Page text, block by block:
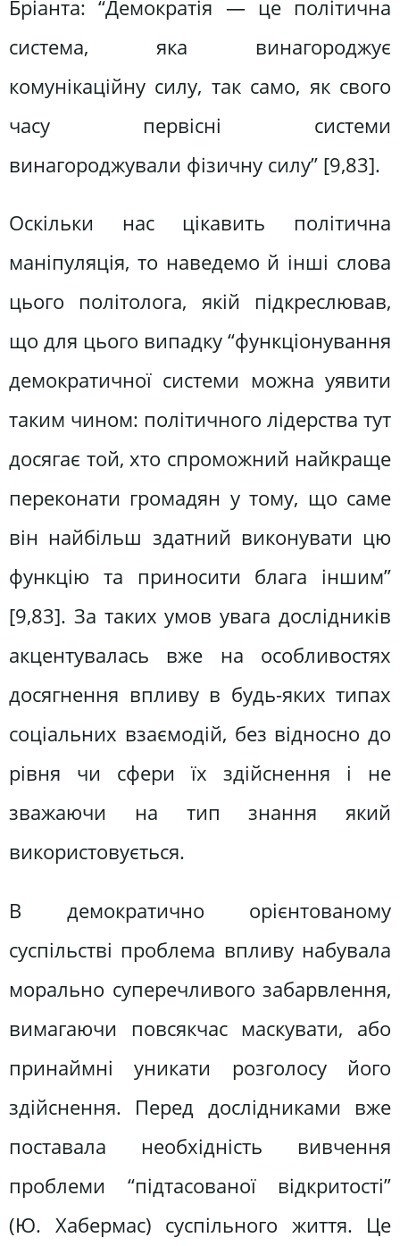
Бріанта: “Демократія — це політична
система, яка винагороджує
комунікаційну силу, так само, як свого
часу первісні системи
винагороджували фізичну силу” [9,83].
Оскільки нас цікавить політична
маніпуляція, то наведемо й інші слова
цього політолога, якій підкреслював,
що для цього випадку “функціонування
демократичної системи можна уявити
таким чином: політичного лідерства тут
досягає той, хто спроможний найкраще
переконати громадян у тому, що саме
він найбільш здатний виконувати цю
функцію та приносити блага іншим”
[9,83]. За таких умов увага дослідників
акцентувалась вже на особливостях
досягнення впливу в будь-яких типах
соціальних взаємодій, без відносно до
рівня чи сфери їх здійснення і не
зважаючи на тип знання який
використовується.
В демократично орієнтованому
суспільстві проблема впливу набувала
морально суперечливого забарвлення,
вимагаючи повсякчас маскувати, або
принаймні уникати розголосу його
здійснення. Перед дослідниками вже
поставала необхідність вивчення
проблеми “підтасованої відкритості”
(Ю. Хабермас) суспільного життя. Це